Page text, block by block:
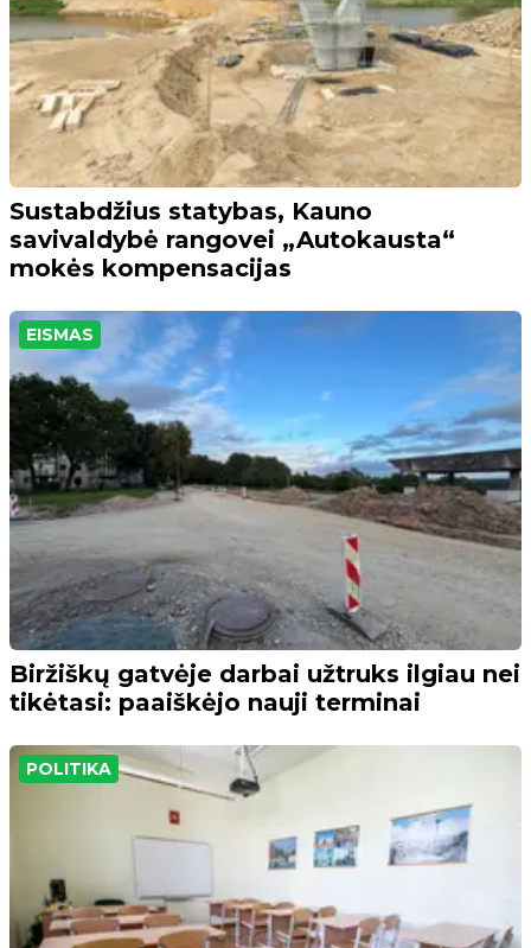
Sustabdžius statybas, Kauno
savivaldybė rangovei „Autokausta“
mokės kompensacijas
EISMAS
Biržiškų gatvėje darbai užtruks ilgiau nei
tikėtasi: paaiškėjo nauji terminai
POLITIKA